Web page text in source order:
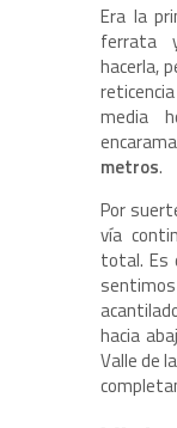
Era la
ferrata
hacerla,
media
metros.
Por
vía
total. Es
hacia
Valle de